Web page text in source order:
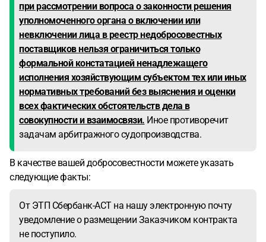
при рассмотрении вопроса о законности решения
уполномоченного органа о включении или
невключении лица в реестр недобросовестных
поставщиков нельзя ограничиться только
формальной констатацией ненадлежащего
исполнения хозяйствующим субъектом тех или иных
нормативных требований без выяснения и оценки
всех фактических обстоятельств дела в
совокупности и взаимосвязи. Иное противоречит
задачам арбитражного судопроизводства.
В качестве вашей добросовестности можете указать
следующие факты:
От ЭТП Сбербанк-АСТ на нашу электронную почту
уведомление о размещении Заказчиком контракта
не поступило.